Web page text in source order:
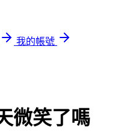
我的帳號
微笑了嗎